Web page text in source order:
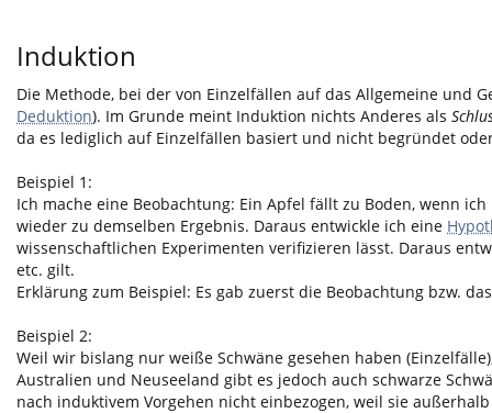
Induktion
Die Methode, bei der von Einzelfällen auf das Allgemeine und
Deduktion). Im Grunde meint Induktion nichts Anderes als
da es lediglich auf Einzelfällen basiert und nicht begründet
Beispiel 1:
Ich mache eine Beobachtung: Ein Apfel fällt zu Boden, wenn
wieder zu demselben Ergebnis. Daraus entwickle ich eine
wissenschaftlichen Experimenten verifizieren lässt. Daraus
etc. gilt.
Erklärung zum Beispiel: Es gab zuerst die Beobachtung bzw.
Beispiel 2:
Weil wir bislang nur weiße Schwäne gesehen haben
Australien und Neuseeland gibt es jedoch auch schwarze
nach induktivem Vorgehen nicht einbezogen, weil sie